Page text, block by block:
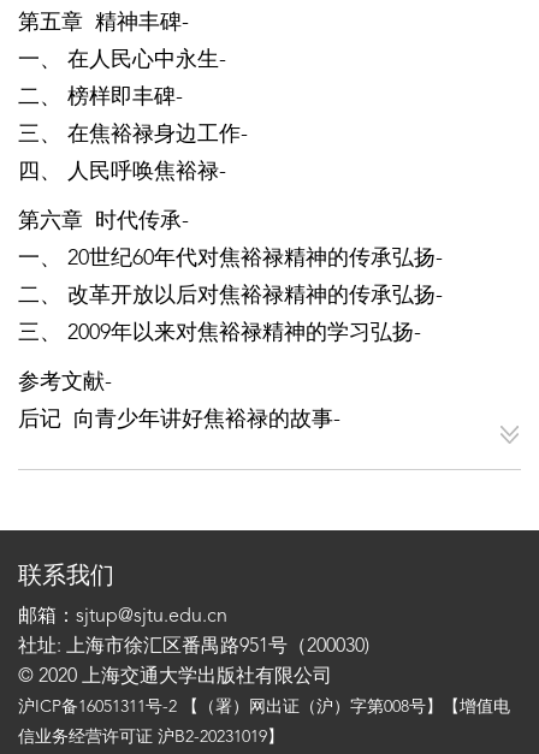
第五章 精神丰碑-
一、 在人民心中永生-
二、 榜样即丰碑-
三、 在焦裕禄身边工作-
四、 人民呼唤焦裕禄-
第六章 时代传承-
一、 20世纪60年代对焦裕禄精神的传承弘扬-
二、 改革开放以后对焦裕禄精神的传承弘扬-
三、 2009年以来对焦裕禄精神的学习弘扬-
参考文献-
后记 向青少年讲好焦裕禄的故事-
联系我们
邮箱：sjtup@sjtu.edu.cn
社址: 上海市徐汇区番禺路951号（200030)
© 2020 上海交通大学出版社有限公司
沪ICP备16051311号-2 【（署）网出证（沪）字第008号】【增值电
信业务经营许可证 沪B2-20231019】